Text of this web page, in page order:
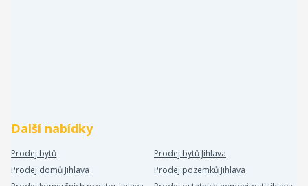
Další nabídky
Prodej bytů
Prodej bytů Jihlava
Prodej domů Jihlava
Prodej pozemků Jihlava